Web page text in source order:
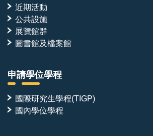
近期活動
公共設施
展覽館群
圖書館及檔案館
申請學位學程
國際研究生學程(TIGP)
國內學位學程